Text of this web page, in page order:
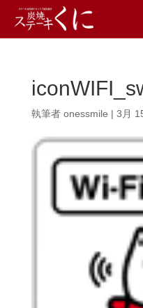
執筆者 onessmile | 3月